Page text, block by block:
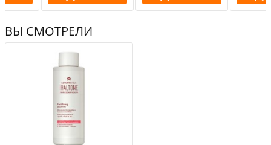
ВЫ СМОТРЕЛИ